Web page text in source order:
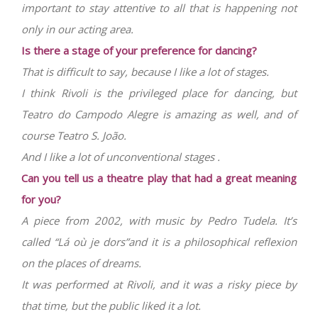
important to stay attentive to all that is happening not
only in our acting area.
Is there a stage of your preference for dancing?
That is difficult to say, because I like a lot of stages.
I think Rivoli is the privileged place for dancing, but
Teatro do Campodo Alegre is amazing as well, and of
course Teatro S. João.
And I like a lot of unconventional stages .
Can you tell us a theatre play that had a great meaning
for you?
A piece from 2002, with music by Pedro Tudela. It’s
called “Lá où je dors”and it is a philosophical reflexion
on the places of dreams.
It was performed at Rivoli, and it was a risky piece by
that time, but the public liked it a lot.